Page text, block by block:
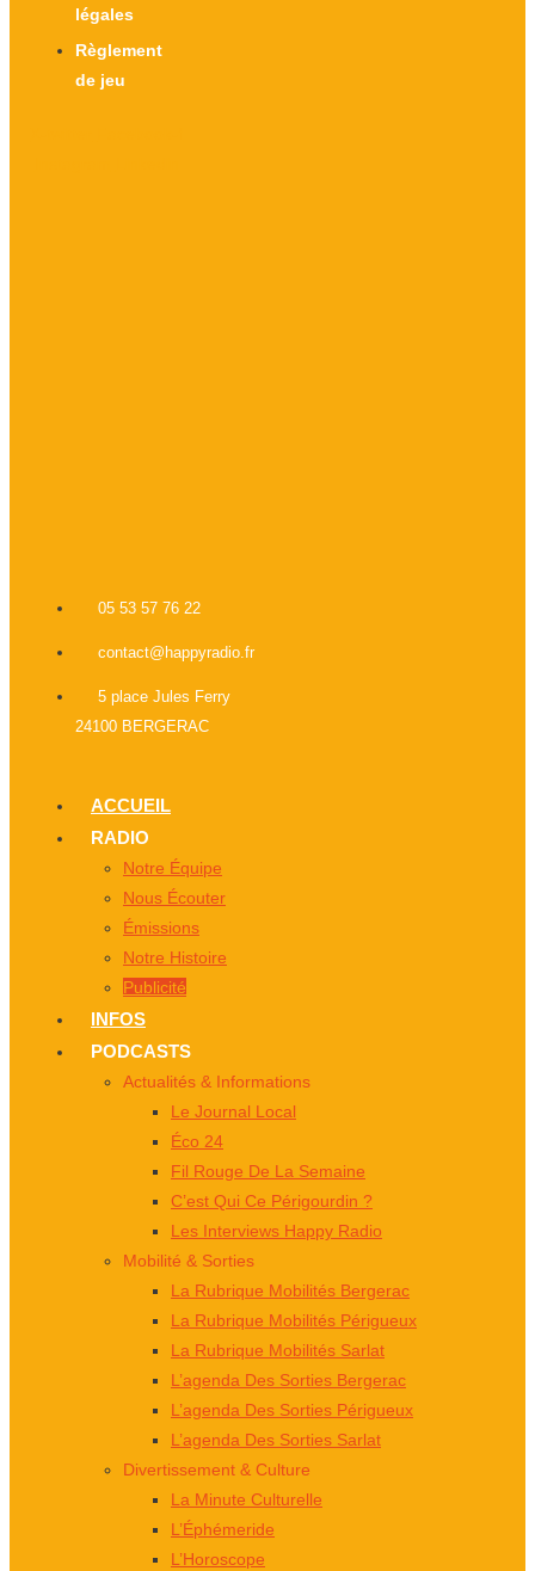
légales
Règlement
de jeu
05 53 57 76 22
contact@happyradio.fr
5 place Jules Ferry
24100 BERGERAC
ACCUEIL
RADIO
Notre Équipe
Nous Écouter
Émissions
Notre Histoire
Publicité
INFOS
PODCASTS
Actualités & Informations
Le Journal Local
Éco 24
Fil Rouge De La Semaine
C’est Qui Ce Périgourdin ?
Les Interviews Happy Radio
Mobilité & Sorties
La Rubrique Mobilités Bergerac
La Rubrique Mobilités Périgueux
La Rubrique Mobilités Sarlat
L’agenda Des Sorties Bergerac
L’agenda Des Sorties Périgueux
L’agenda Des Sorties Sarlat
Divertissement & Culture
La Minute Culturelle
L’Éphémeride
L’Horoscope